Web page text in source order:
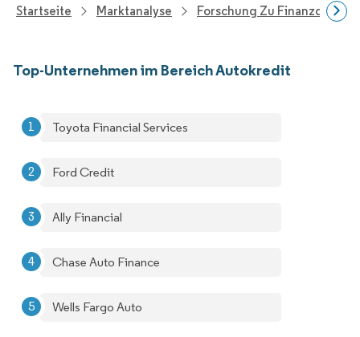
Startseite Marktanalyse Forschung Zu
Top-Unternehmen im Bereich Autokredit
Toyota Financial Services
Ford Credit
Ally Financial
Chase Auto Finance
Wells Fargo Auto